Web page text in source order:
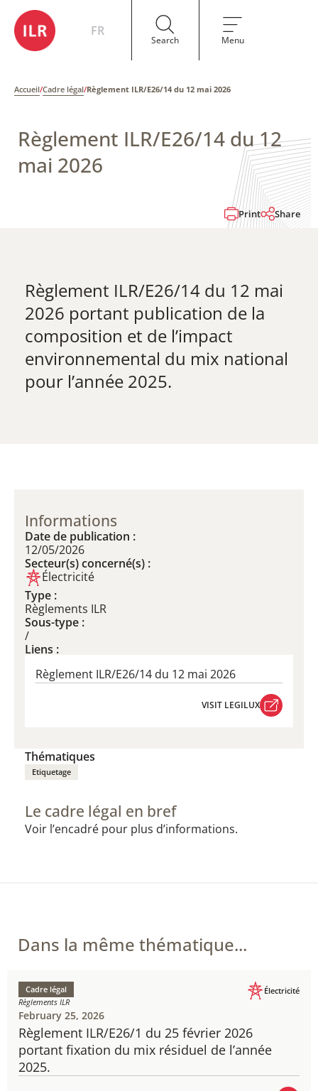
FR
Search Menu
Accueil/Cadre légal/Règlement ILR/E26/14 du 12 mai 2026
Règlement ILR/E26/14 du 12
mai 2026
Print Share
Règlement ILR/E26/14 du 12 mai
2026 portant publication de la
composition et de l’impact
environnemental du mix national
pour l’année 2025.
Informations
Date de publication :
12/05/2026
Secteur(s) concerné(s) :
Électricité
Type :
Règlements ILR
Sous-type :
/
Liens :
Règlement ILR/E26/14 du 12 mai 2026
VISIT LEGILUX
Thématiques
Etiquetage
Le cadre légal en bref
Voir l’encadré pour plus d’informations.
Dans la même thématique...
Règlement ILR/E26/1 du 25 février 2026
portant fixation du mix résiduel de l’année
2025.
Cadre légal
Règlements ILR
Électricité
February 25, 2026